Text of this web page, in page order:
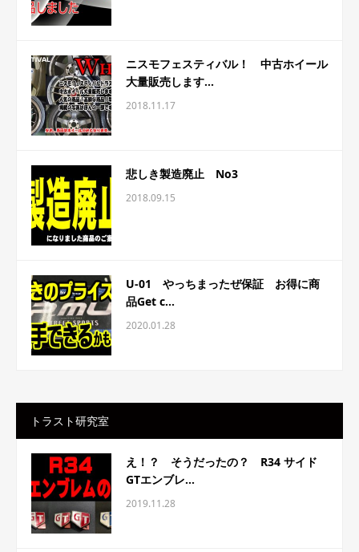
ニスモフェスティバル！ 中古ホイール
大量販売します...
2018.11.17
悲しき製造廃止 No3
2018.09.15
U-01 やっちまったぜ保証 お得に商
品Get c...
2020.01.28
トラスト研究室
え！？ そうだったの？ R34 サイド
GTエンブレ...
2019.11.28